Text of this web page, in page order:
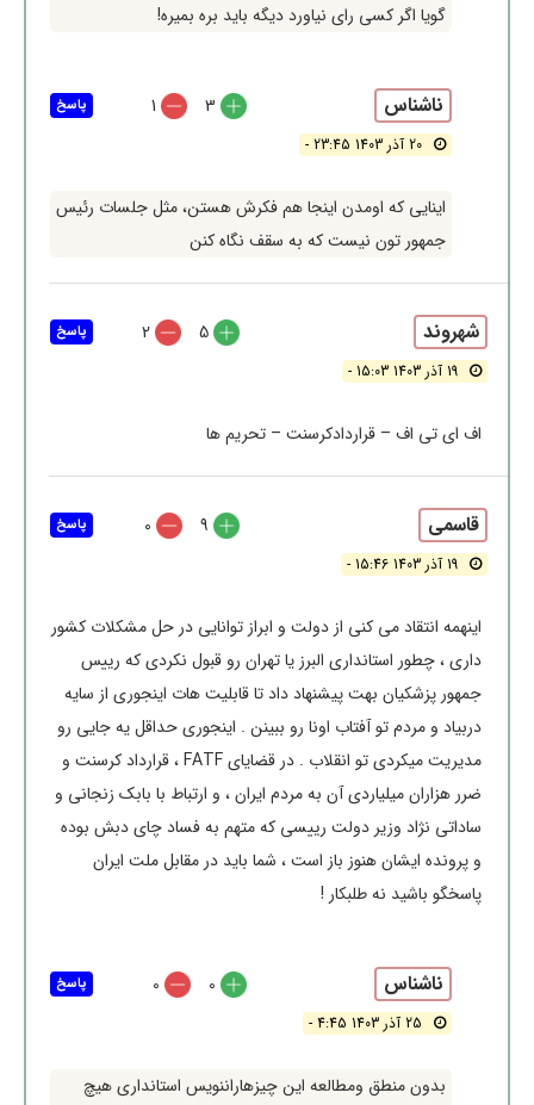
گویا اگر کسی رای نیاورد دیگه باید بره بمیره!
ناشناس
20 آذر 1403 23:45 -
3
1
اینایی که اومدن اینجا هم فکرش هستن، مثل جلسات رئیس
جمهور تون نیست که به سقف نگاه کنن
پاسخ
شهروند
19 آذر 1403 15:03 -
5
2
اف ای تی اف – قراردادکرسنت – تحریم ها
پاسخ
قاسمی
19 آذر 1403 15:46 -
9
0
اینهمه انتقاد می کنی از دولت و ابراز توانایی در حل مشکلات کشور
داری ، چطور استانداری البرز یا تهران رو قبول نکردی که رییس
جمهور پزشکیان بهت پیشنهاد داد تا قابلیت هات اینجوری از سایه
دربیاد و مردم تو آفتاب اونا رو ببینن . اینجوری حداقل یه جایی رو
مدیریت میکردی تو انقلاب . در قضایای FATF ، قرارداد کرسنت و
ضرر هزاران میلیاردی آن به مردم ایران ، و ارتباط با بابک زنجانی و
ساداتی نژاد وزیر دولت رییسی که متهم به فساد چای دبش بوده
و پرونده ایشان هنوز باز است ، شما باید در مقابل ملت ایران
پاسخگو باشید نه طلبکار !
پاسخ
ناشناس
25 آذر 1403 4:45 -
0
0
بدون منطق ومطالعه این چیزهاراننویس استانداری هیچ
پاسخ